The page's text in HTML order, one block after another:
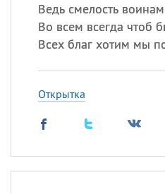
Ведь смелость
Во всем всегда чтоб
Всех благ хотим мы
Открытка